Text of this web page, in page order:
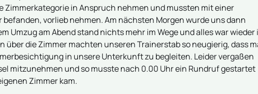
in Anspruch nehmen und mussten mit einer
vorlieb nehmen. Am nächsten Morgen wurde uns dann
Umzug am Abend stand nichts mehr im Wege und alles war wieder
über die Zimmer machten unseren Trainerstab so neugierig, dass
in unsere Unterkunft zu begleiten. Leider vergaßen
mitzunehmen und so musste nach 0.00 Uhr ein Rundruf gestartet
Zimmer kam.